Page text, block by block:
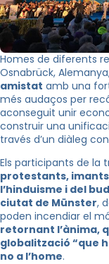
Homes de diferents
Osnabrück,
amistat amb una
més audaços per
aconseguit unir
construir una
través d’un diàleg
Els participants de la
protestants,
l’hinduisme i del
ciutat de Münster,
poden incendiar el
retornant l’ànima,
globalització “que
no a l’home.